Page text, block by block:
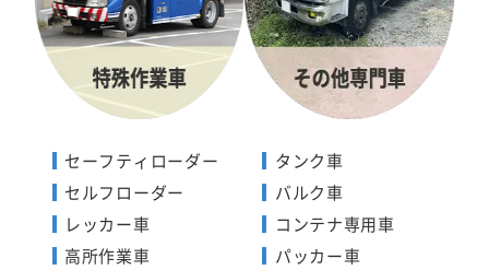
セーフティローダー
セルフローダー
レッカー車
高所作業車
タンク車
バルク車
コンテナ専用車
パッカー車